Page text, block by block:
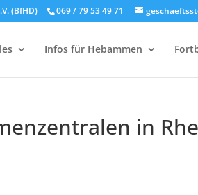
(BfHD) 069 / 79 53 49 71
Infos für Hebammen
in